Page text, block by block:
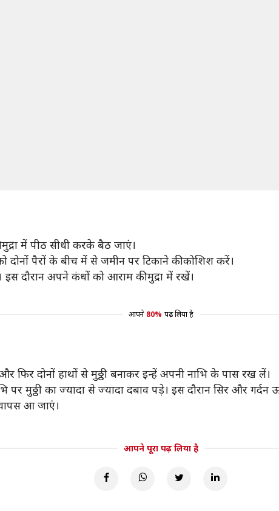
में पीठ सीधी करके बैठ जाएं।
पैरों के बीच में से जमीन पर टिकाने की कोशिश करें।
दौरान अपने कंधों को आराम की मुद्रा में रखें।
आपने 80% पढ़ लिया है
फिर दोनों हाथों से मुठ्ठी बनाकर इन्हें अपनी नाभि के पास रख लें।
का ज्यादा से ज्यादा दबाव पड़े। इस दौरान सिर और गर्दन
आ जाएं।
आपने पूरा पढ़ लिया है